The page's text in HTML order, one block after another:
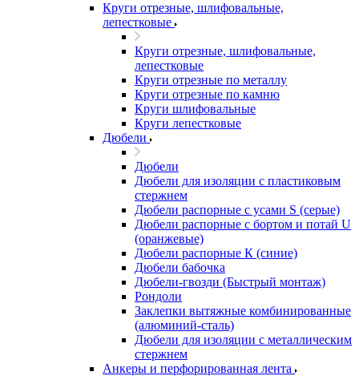
Круги отрезные, шлифовальные,
лепестковые
Круги отрезные, шлифовальные,
лепестковые
Круги отрезные по металлу
Круги отрезные по камню
Круги шлифовальные
Круги лепестковые
Дюбели
Дюбели
Дюбели для изоляции с пластиковым
стержнем
Дюбели распорные с усами S (серые)
Дюбели распорные c бортом и потай U
(оранжевые)
Дюбели распорные К (синие)
Дюбели бабочка
Дюбели-гвозди (Быстрый монтаж)
Рондоли
Заклепки вытяжные комбинированные
(алюминий-сталь)
Дюбели для изоляции с металлическим
стержнем
Анкеры и перфорированная лента